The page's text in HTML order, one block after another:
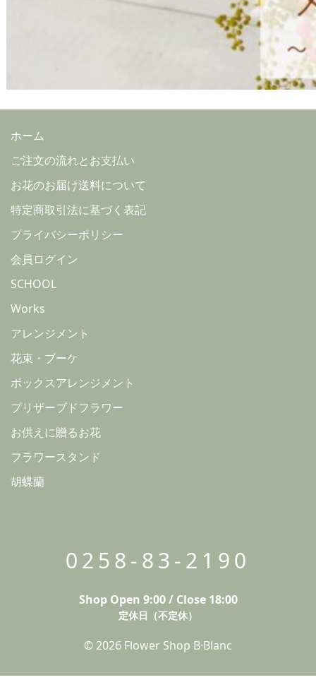
ホーム
ご注文の流れとお支払い
お花のお届け送料について
特定商取引法に基づく表記
プライバシーポリシー
会員ログイン
SCHOOL
Works
アレンジメント
花束・ブーケ
ボックスアレンジメント
プリザーブドフラワー
お供えに贈るお花
フラワースタンド
胡蝶蘭
0258-83-2190
Shop Open 9:00 / Close 18:00
定休日（不定休）
© 2026 Flower Shop B·Blanc